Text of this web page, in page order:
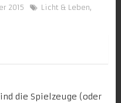
2015 Licht & Leben,
die Spielzeuge (oder